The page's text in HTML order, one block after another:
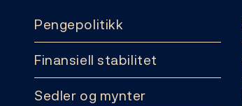
Pengepolitikk
Finansiell stabilitet
Sedler og mynter